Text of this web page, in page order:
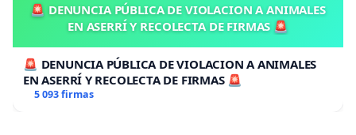
Por lo que pedimos que te unas a esta petición...
🚨 DENUNCIA PÚBLICA DE VIOLACION A ANIMALES
EN ASERRÍ Y RECOLECTA DE FIRMAS 🚨
🚨 DENUNCIA PÚBLICA DE VIOLACION A ANIMALES
EN ASERRÍ Y RECOLECTA DE FIRMAS 🚨
5 093 firmas